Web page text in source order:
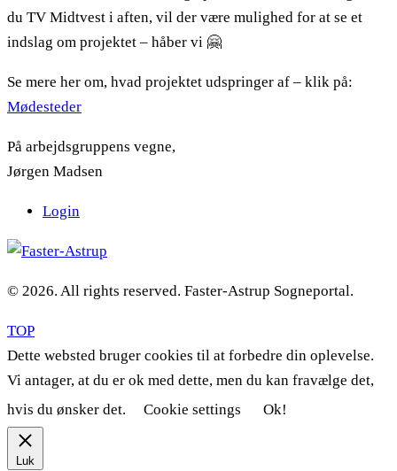
du TV Midtvest i aften, vil der være mulighed for at se et
indslag om projektet – håber vi 🤗
Se mere her om, hvad projektet udspringer af – klik på:
Mødesteder
På arbejdsgruppens vegne,
Jørgen Madsen
Login
© 2026. All rights reserved. Faster-Astrup Sogneportal.
TOP
Dette websted bruger cookies til at forbedre din oplevelse.
Vi antager, at du er ok med dette, men du kan fravælge det,
hvis du ønsker det.
Cookie settings Ok!
Luk